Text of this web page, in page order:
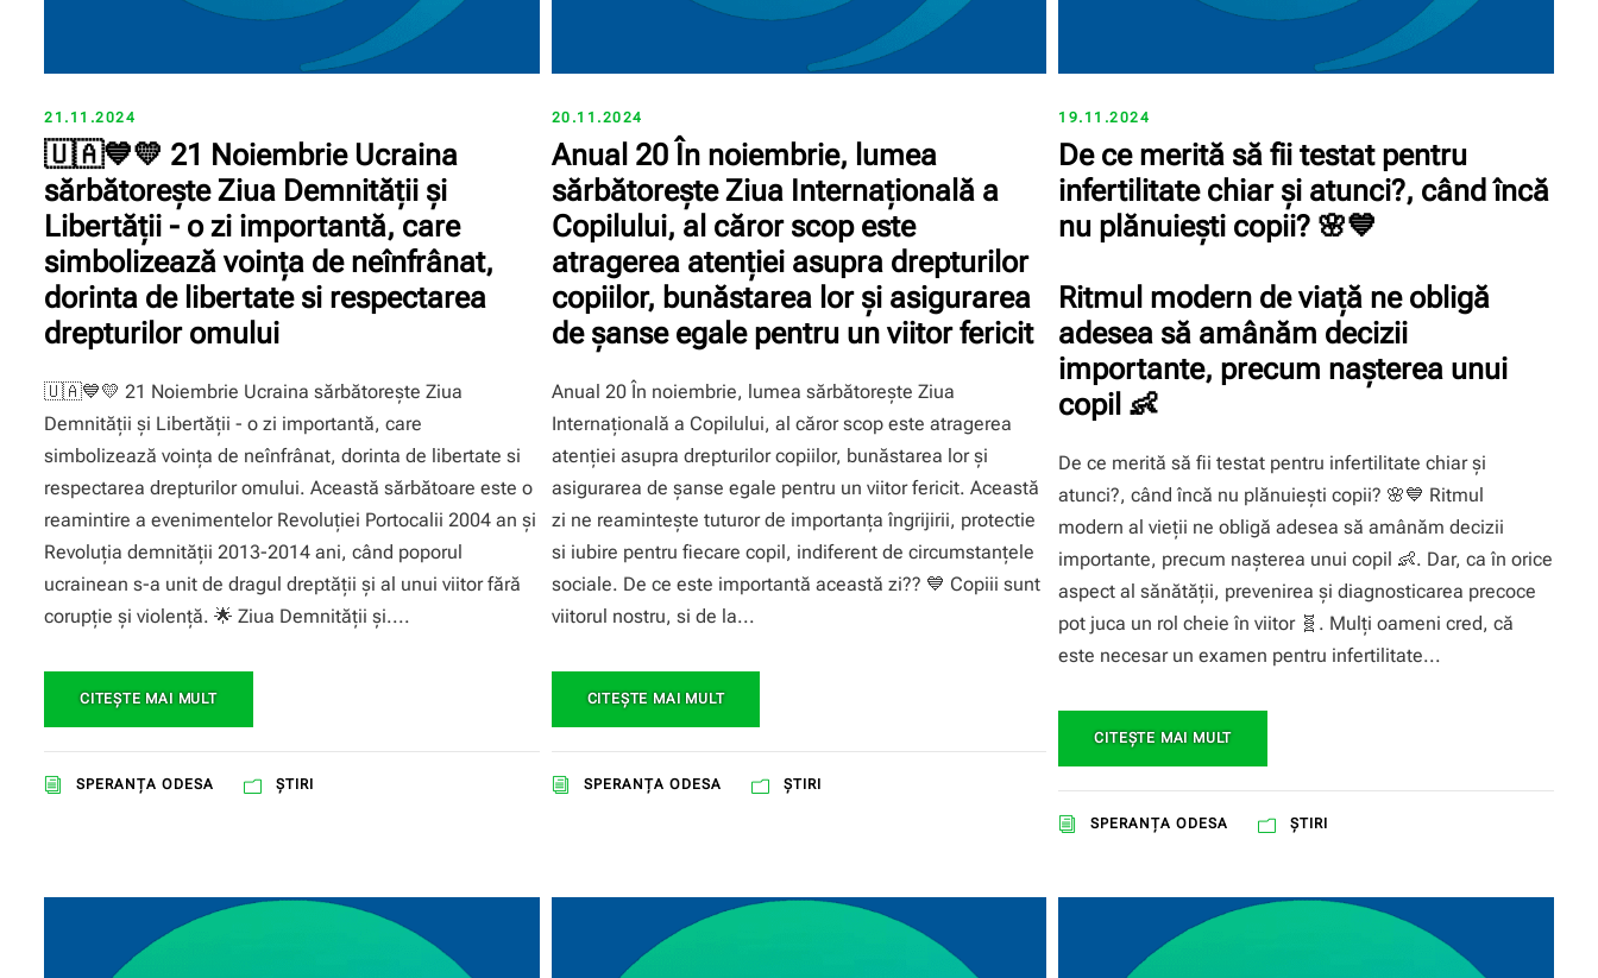
21.11.2024
🇺🇦💙💛 21 Noiembrie Ucraina
sărbătorește Ziua Demnității și
Libertății - o zi importantă, care
simbolizează voinţa de neînfrânat,
dorinta de libertate si respectarea
drepturilor omului
🇺🇦💙💛 21 Noiembrie Ucraina sărbătorește Ziua
Demnității și Libertății - o zi importantă, care
simbolizează voinţa de neînfrânat, dorinta de libertate si
respectarea drepturilor omului. Această sărbătoare este o
reamintire a evenimentelor Revoluției Portocalii 2004 an și
Revoluția demnității 2013-2014 ani, când poporul
ucrainean s-a unit de dragul dreptății și al unui viitor fără
corupție și violență. 🌟 Ziua Demnității și....
CITEŞTE MAI MULT
SPERANŢA ODESA ȘTIRI
20.11.2024
Anual 20 În noiembrie, lumea
sărbătorește Ziua Internațională a
Copilului, al căror scop este
atragerea atenţiei asupra drepturilor
copiilor, bunăstarea lor și asigurarea
de șanse egale pentru un viitor fericit
Anual 20 În noiembrie, lumea sărbătorește Ziua
Internațională a Copilului, al căror scop este atragerea
atenţiei asupra drepturilor copiilor, bunăstarea lor și
asigurarea de șanse egale pentru un viitor fericit. Această
zi ne reamintește tuturor de importanța îngrijirii, protectie
si iubire pentru fiecare copil, indiferent de circumstanțele
sociale. De ce este importantă această zi?? 💙 Copiii sunt
viitorul nostru, si de la...
CITEŞTE MAI MULT
SPERANŢA ODESA ȘTIRI
19.11.2024
De ce merită să fii testat pentru
infertilitate chiar și atunci?, când încă
nu plănuiești copii? 🌸💙
Ritmul modern de viață ne obligă
adesea să amânăm decizii
importante, precum nașterea unui
copil 👶
De ce merită să fii testat pentru infertilitate chiar și
atunci?, când încă nu plănuiești copii? 🌸💙 Ritmul
modern al vieții ne obligă adesea să amânăm decizii
importante, precum nașterea unui copil 👶. Dar, ca în orice
aspect al sănătăţii, prevenirea și diagnosticarea precoce
pot juca un rol cheie în viitor 🧬. Mulți oameni cred, că
este necesar un examen pentru infertilitate...
CITEŞTE MAI MULT
SPERANŢA ODESA ȘTIRI